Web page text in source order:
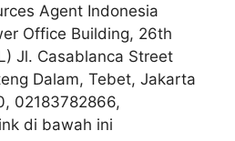
Agent Indonesia
Office Building, 26th
Jl. Casablanca Street
Dalam, Tebet, Jakarta
02183782866,
di bawah ini